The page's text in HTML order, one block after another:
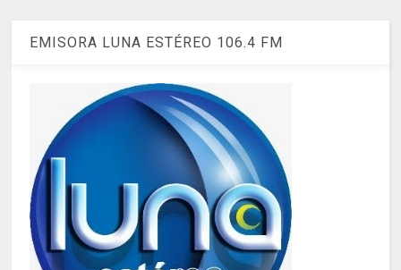
EMISORA LUNA ESTÉREO 106.4 FM